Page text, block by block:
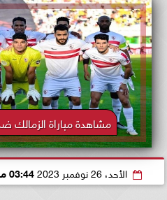
مشاهدة مباراة الزمالك
الأحد، 26 نوفمبر 2023 03:44 مـ